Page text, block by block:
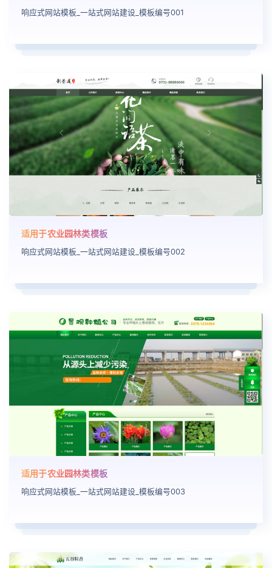
响应式网站模板_一站式网站建设_模板编号001
适用于农业园林类模板
响应式网站模板_一站式网站建设_模板编号002
适用于农业园林类模板
响应式网站模板_一站式网站建设_模板编号003